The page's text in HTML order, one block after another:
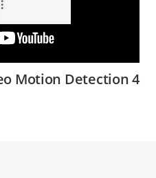
Motion Detection 4